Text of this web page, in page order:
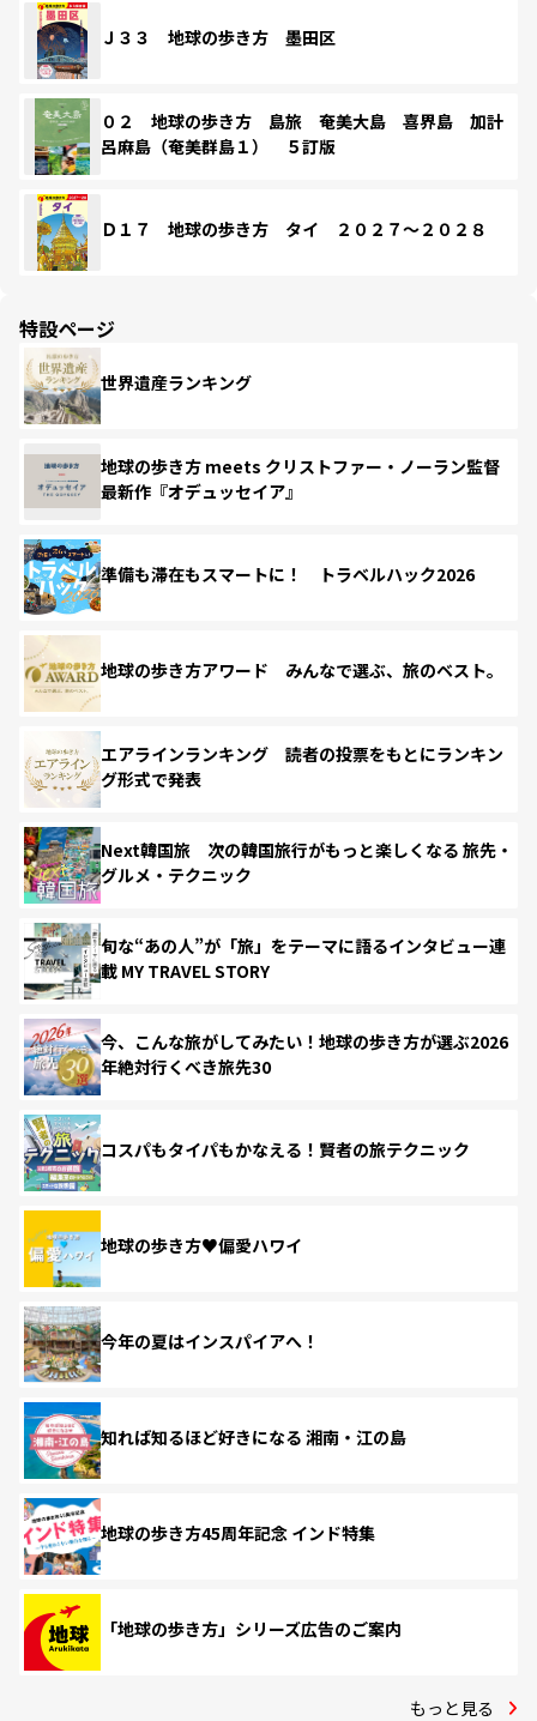
Ｊ３３ 地球の歩き方 墨田区
０２ 地球の歩き方 島旅 奄美大島 喜界島 加計
呂麻島（奄美群島１） ５訂版
Ｄ１７ 地球の歩き方 タイ ２０２７～２０２８
特設ページ
世界遺産ランキング
地球の歩き方 meets クリストファー・ノーラン監督
最新作『オデュッセイア』
準備も滞在もスマートに！ トラベルハック2026
地球の歩き方アワード みんなで選ぶ、旅のベスト。
エアラインランキング 読者の投票をもとにランキン
グ形式で発表
Next韓国旅 次の韓国旅行がもっと楽しくなる 旅先・
グルメ・テクニック
旬な“あの人”が「旅」をテーマに語るインタビュー連
載 MY TRAVEL STORY
今、こんな旅がしてみたい！地球の歩き方が選ぶ2026
年絶対行くべき旅先30
コスパもタイパもかなえる！賢者の旅テクニック
地球の歩き方♥偏愛ハワイ
今年の夏はインスパイアへ！
知れば知るほど好きになる 湘南・江の島
地球の歩き方45周年記念 インド特集
「地球の歩き方」シリーズ広告のご案内
もっと見る